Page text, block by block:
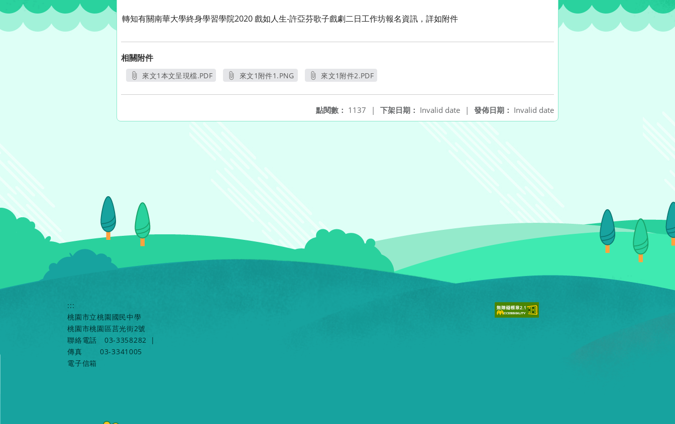
轉知有關南華大學終身學習學院2020 戲如人生-許亞芬歌子戲劇二日工作坊報名資訊，詳如附件
相關附件
來文1本文呈現檔.PDF
來文1附件1.PNG
來文1附件2.PDF
發佈日期： Invalid date
下架日期： Invalid date |
點閱數： 1137 |
:::
桃園市立桃園國民中學
桃園市桃園區莒光街2號
聯絡電話
03-3358282
|
傳真
03-3341005
電子信箱